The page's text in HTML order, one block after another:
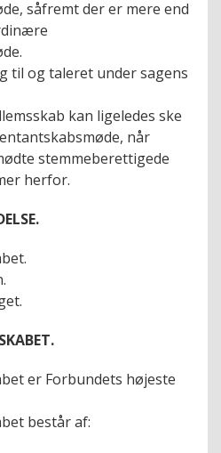
såfremt der er mere end
til og taleret under sagens
kan ligeledes ske
når
stemmeberettigede
herfor.
er Forbundets højeste
består af: